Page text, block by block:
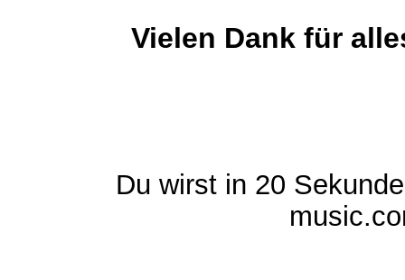
Vielen Dank für
Du wirst in 20